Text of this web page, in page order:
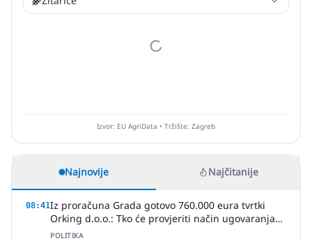
Izvor: EU AgriData • Tržište: Zagreb
Najnovije Najčitanije
08:41Iz proračuna Grada gotovo 760.000 eura tvrtki
Orking d.o.o.: Tko će provjeriti način ugovaranja
poslova?
POLITIKA